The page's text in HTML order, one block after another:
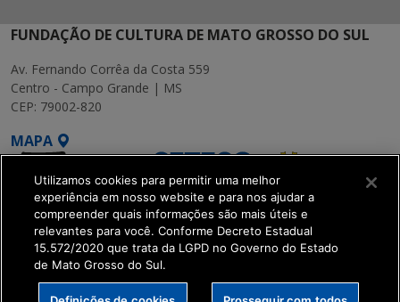
FUNDAÇÃO DE CULTURA DE MATO GROSSO DO SUL
Av. Fernando Corrêa da Costa 559
Centro - Campo Grande | MS
CEP: 79002-820
MAPA
SETDIG | Secretaria-
Executiva de
Transformação Digital
Utilizamos cookies para permitir uma melhor
experiência em nosso website e para nos ajudar a
compreender quais informações são mais úteis e
relevantes para você. Conforme Decreto Estadual
15.572/2020 que trata da LGPD no Governo do Estado
de Mato Grosso do Sul.